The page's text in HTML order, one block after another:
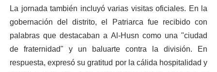
La jornada también incluyó varias visitas oficiales. En la
gobernación del distrito, el Patriarca fue recibido con
palabras que destacaban a Al-Husn como una "ciudad
de fraternidad" y un baluarte contra la división. En
respuesta, expresó su gratitud por la cálida hospitalidad y